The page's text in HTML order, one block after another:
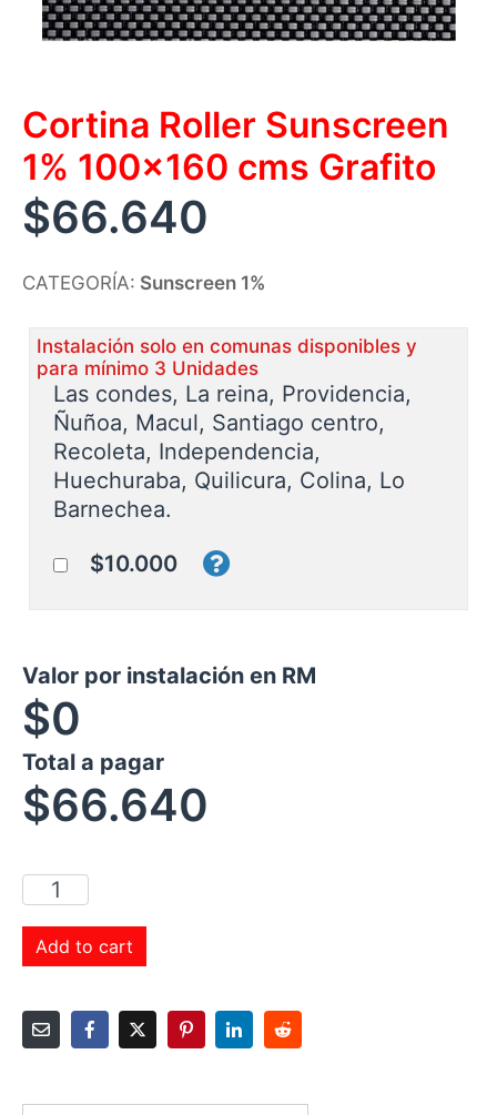
Cortina Roller Sunscreen
1% 100×160 cms Grafito
$66.640
CATEGORÍA: Sunscreen 1%
Instalación solo en comunas disponibles y
para mínimo 3 Unidades
Las condes, La reina, Providencia,
Ñuñoa, Macul, Santiago centro,
Recoleta, Independencia,
Huechuraba, Quilicura, Colina, Lo
Barnechea.
$10.000
Valor por instalación en RM
$0
Total a pagar
$66.640
Add to cart